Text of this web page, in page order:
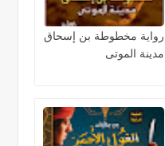
رواية مخطوطة بن إسحاق
مدينة الموتى